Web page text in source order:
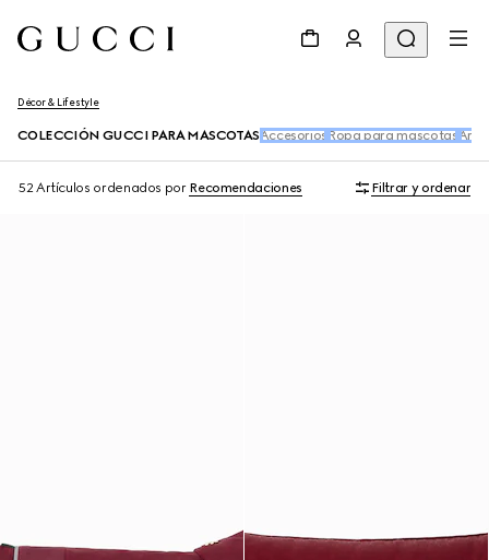
Décor & Lifestyle
COLECCIÓN GUCCI PARA MASCOTAS Accesorios Ropa para mascotas
52 Artículos ordenados por Recomendaciones Filtrar y ordenar